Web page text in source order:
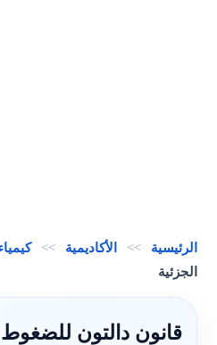
الرئيسية >> الأكاديمية >> كيمياء
الجزئية
قانون دالتون للضغوط